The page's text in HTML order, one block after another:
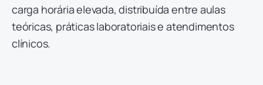
carga horária elevada, distribuída entre aulas
teóricas, práticas laboratoriais e atendimentos
clínicos.